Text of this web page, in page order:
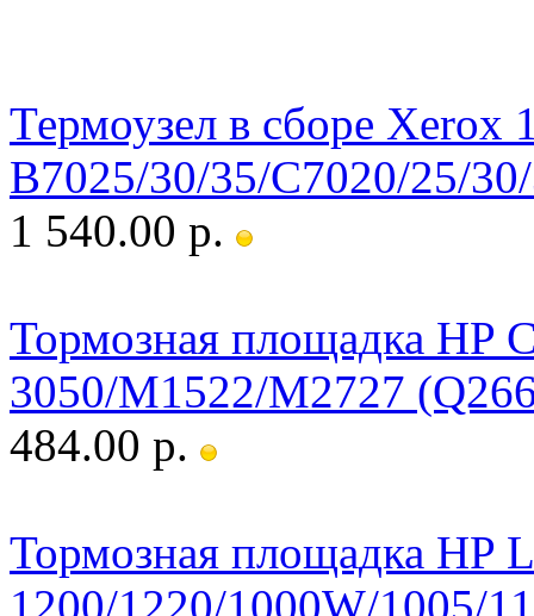
Термоузел в сборе Xerox
B7025/30/35/C7020/25/
1 540.00 р.
Тормозная площадка HP
3050/M1522/M2727
484.00 р.
Тормозная площадка HP
1200/1220/1000W/1005/